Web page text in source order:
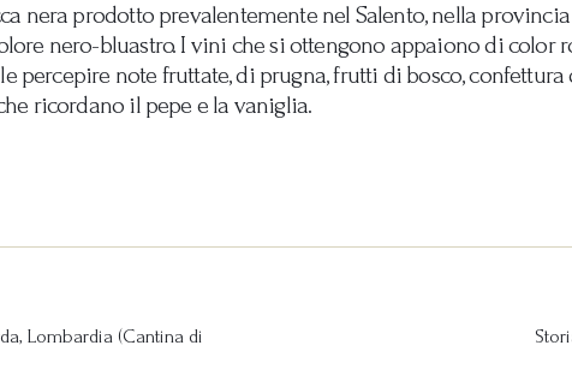
nera prodotto prevalentemente nel Salento, nella
nero-bluastro. I vini che si ottengono appaiono di color
percepire note fruttate, di prugna, frutti di bosco,
ricordano il pepe e la vaniglia.
Lombardia (Cantina di